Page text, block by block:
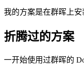
我的方案是在群晖上安
折腾过的方案
一开始使用过群晖的